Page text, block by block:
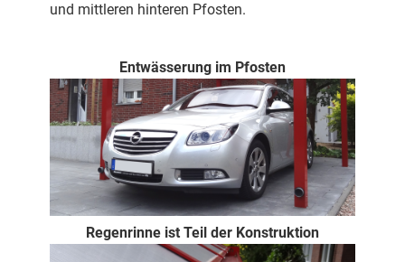
und mittleren hinteren Pfosten.
Entwässerung im Pfosten
Regenrinne ist Teil der Konstruktion